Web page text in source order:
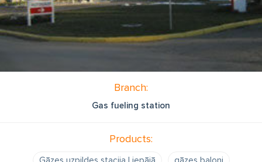
Branch:
Gas fueling station
Products: